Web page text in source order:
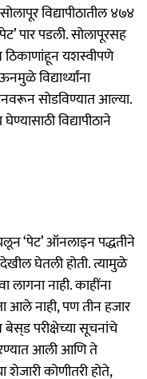
विद्यापीठातील ४७४
पार पडली. सोलापूरसह
ठिकाणांहून यशस्वीपणे
विद्यार्थ्यांना
सोडविण्यात आल्या.
घेण्यासाठी विद्यापीठाने
‘पेट’ ऑनलाइन पद्धतीने
घेतली होती. त्यामुळे
लागना नाही. काहींना
नाही, पण तीन हजार
बेस्‌ड परीक्षेच्या सूचनांचे
आली आणि ते
कोणीतरी होते,